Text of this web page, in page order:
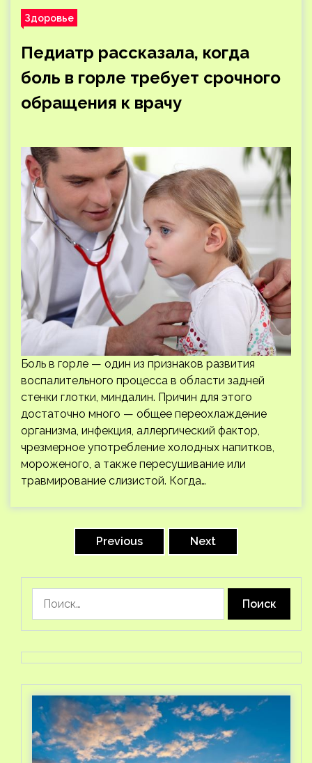
Здоровье
Педиатр рассказала, когда
боль в горле требует срочного
обращения к врачу
Боль в горле — один из признаков развития
воспалительного процесса в области задней
стенки глотки, миндалин. Причин для этого
достаточно много — общее переохлаждение
организма, инфекция, аллергический фактор,
чрезмерное употребление холодных напитков,
мороженого, а также пересушивание или
травмирование слизистой. Когда…
Previous Next